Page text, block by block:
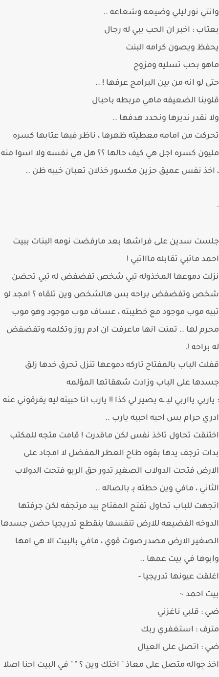
نور ليلي وضيعه وشعاعه ..
: اخبر ان الحب يبي له رجال
ويصون كرامه البنت
بحب تسليه ومزوح
لو انه من بين البرامج عرفها ! ..
الضعيفه ماهي مربطه باحبال
نقدر نديرها ونحدد هدفها ..
من امامه معطيته ظهرها ، ناظر فيها عتابها كسره
كسره اجل هي كيف حالها ؟؟ هل هي نفسه ولا اسوا منه
نفس عميق حزين مكسور خذلان تعبان خيبه ظن ..
سدين على فراشها بعد مارفضت نومه البنات ببيت
ماتبي تقابله ماااتبي !
دموعها المخذوله تبي شخص تفضفض له تبي تحضن
وتفضفض براحه بس هالشخص وين تلقاه ؟ امجد لو
موب موجود مع خطيبته ، عساف موب موجود وهو موب
لها .. تمنت انها ماعرفت ان ادم روز وتكلمه وتفضفض
!.
الباب بالمفتاح تاركه دموعها تنزل تحرق خدها زلق
على الباب وزادت شهقاتها المؤلمه
يااربي ليـ ـه يصير لي كذا !! يارب انا حبيته ليه يفرقوني عنه
حرام بس احبه احببه يارب ..
تحاول تاخذ نفس لكن ماقدرت ! قامت متجه للمكتب
ترجف يدها بقوه طاح العطر المفضل لا امجاد على
فتحت الدولاب الصغير تدور حق الربو فتحت الدولاب
، مافي وين حطته بـ بالصاله ..
للباب تحاول تفتح المفتاح بيد مرتجفه لكن جرفتها
الفضيعه للارض تنفسها ينقطع تدريجيا حضن جسدها
الارض مصدر صوت قوي ، مافي بالبيت الا هي امها
في بيت عمها ..
عيونها تدريجيا -
احمد ~
: قلبي ناغزني
: استغفري ربك
: اتصل على العيال
جواله متصل على معاذ " اختك وين ؟ " " في البيت احنا اصلا